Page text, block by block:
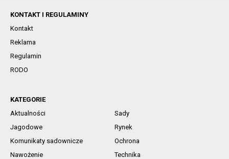
KONTAKT I REGULAMINY
Kontakt
Reklama
Regulamin
RODO
KATEGORIE
Aktualności
Sady
Jagodowe
Rynek
Komunikaty sadownicze
Ochrona
Nawożenie
Technika